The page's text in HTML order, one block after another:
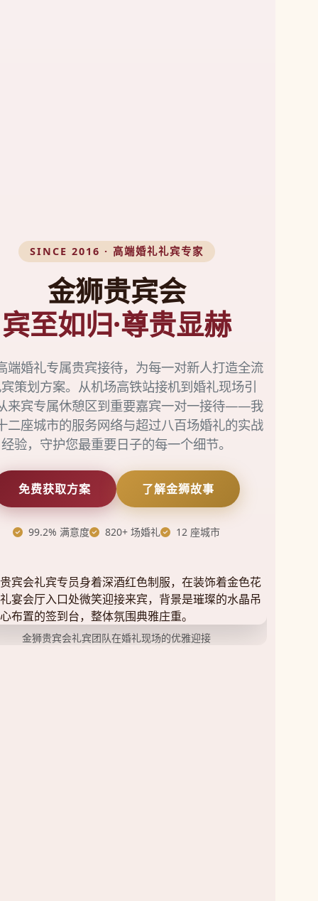
SINCE 2016 · 高端婚礼礼宾专家
金狮贵宾会
宾至如归·尊贵显赫
端婚礼专属贵宾接待，为每一对新人打造全流
策划方案。从机场高铁站接机到婚礼现场引
来宾专属休憩区到重要嘉宾一对一接待——我
二座城市的服务网络与超过八百场婚礼的实战
经验，守护您最重要日子的每一个细节。
免费获取方案 了解金狮故事
99.2% 满意度 820+ 场婚礼 12 座城市
金狮贵宾会礼宾团队在婚礼现场的优雅迎接